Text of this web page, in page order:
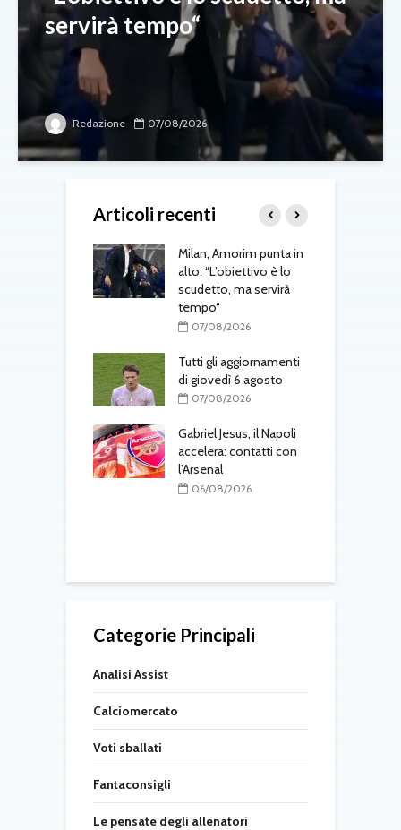
servirà tempo“
Redazione 07/08/2026
Articoli recenti
Milan, Amorim punta in
alto: “L’obiettivo è lo
scudetto, ma servirà
tempo“
07/08/2026
Tutti gli aggiornamenti
di giovedì 6 agosto
07/08/2026
Gabriel Jesus, il Napoli
accelera: contatti con
l’Arsenal
06/08/2026
Categorie Principali
Analisi Assist
Calciomercato
Voti sballati
Fantaconsigli
Le pensate degli allenatori